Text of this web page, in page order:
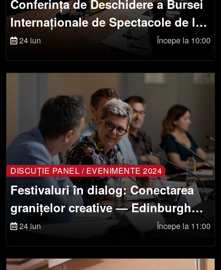
Conferința de Deschidere a Bursei
Internaționale de Spectacole de la
Sibiu
24 iun Începe la 10:00
DISCUȚIE PANEL / EVENIMENTE 2024
Festivaluri în dialog: Conectarea
granițelor creative — Edinburgh
Festival Fringe, Scotland, Festival
Off Avignon, France și FITS,
România
24 iun Începe la 11:00